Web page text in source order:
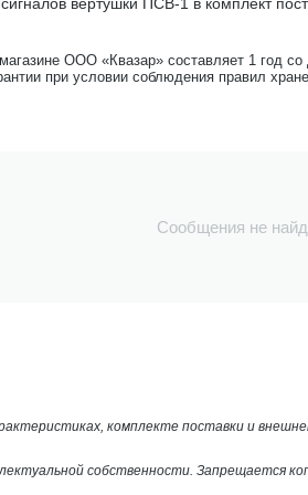
ООО «Квазар» составляет 1 год
при условии соблюдения правил
Сообщения не
комплекте поставки и
собственности. Запрещается